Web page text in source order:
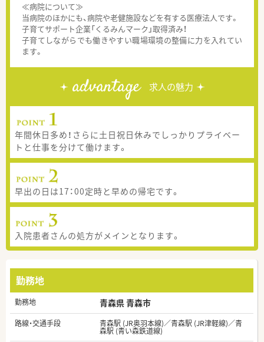
≪病院について≫
当病院のほかにも、病院や老健施設などを有する医療法人です。
子育てサポート企業「くるみんマーク」取得済み！
子育てしながらでも働きやすい職場環境の整備に力を入れてい
ます。
advantage 求人の魅力
年間休日多め！さらに土日祝日休みでしっかりプライベー
トと仕事を分けて働けます。
早出の日は17：00定時と早めの帰宅です。
入院患者さんの処方がメインとなります。
勤務地
勤務地 青森県 青森市
路線・交通手段 青森駅 (JR奥羽本線)／青森駅 (JR津軽線)／青
森駅 (青い森鉄道線)